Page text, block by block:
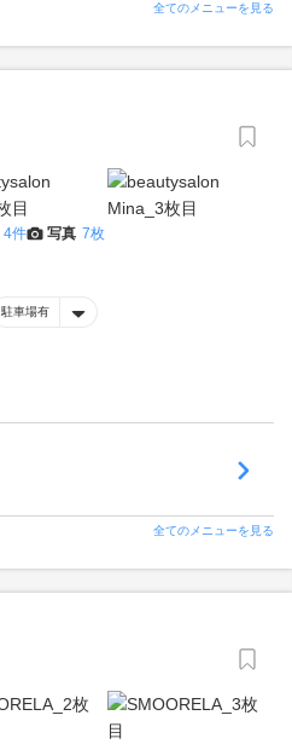
全てのメニューを見る
4件 写真 7枚
駐車場有
全てのメニューを見る